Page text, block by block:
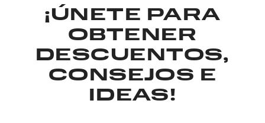
¡ÚNETE PARA
OBTENER
DESCUENTOS,
CONSEJOS E
IDEAS!